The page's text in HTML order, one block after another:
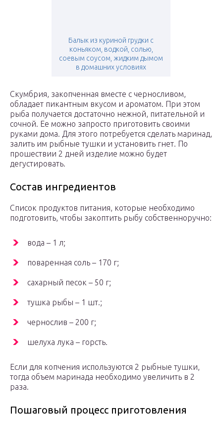
Балык из куриной грудки с
коньяком, водкой, солью,
соевым соусом, жидким дымом
в домашних условиях
Скумбрия, закопченная вместе с черносливом,
обладает пикантным вкусом и ароматом. При этом
рыба получается достаточно нежной, питательной и
сочной. Ее можно запросто приготовить своими
руками дома. Для этого потребуется сделать маринад,
залить им рыбные тушки и установить гнет. По
прошествии 2 дней изделие можно будет
дегустировать.
Состав ингредиентов
Список продуктов питания, которые необходимо
подготовить, чтобы закоптить рыбу собственноручно:
вода – 1 л;
поваренная соль – 170 г;
сахарный песок – 50 г;
тушка рыбы – 1 шт.;
чернослив – 200 г;
шелуха лука – горсть.
Если для копчения используются 2 рыбные тушки,
тогда объем маринада необходимо увеличить в 2
раза.
Пошаговый процесс приготовления